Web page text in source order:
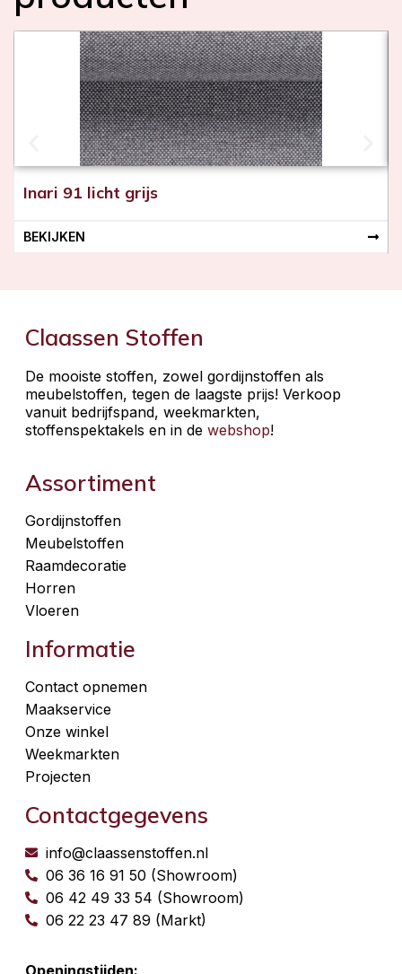
Inari 91 licht grijs
BEKIJKEN
Claassen Stoffen
De mooiste stoffen, zowel gordijnstoffen als
meubelstoffen, tegen de laagste prijs! Verkoop
vanuit bedrijfspand, weekmarkten,
stoffenspektakels en in de webshop!
Assortiment
Gordijnstoffen
Meubelstoffen
Raamdecoratie
Horren
Vloeren
Informatie
Contact opnemen
Maakservice
Onze winkel
Weekmarkten
Projecten
Contactgegevens
info@claassenstoffen.nl
06 36 16 91 50 (Showroom)
06 42 49 33 54 (Showroom)
06 22 23 47 89 (Markt)